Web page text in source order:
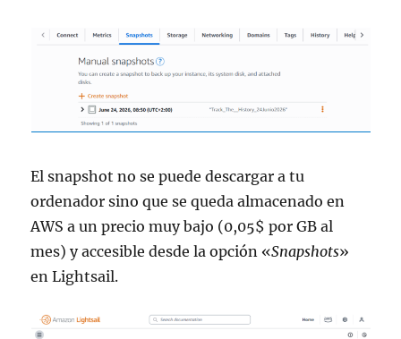
El snapshot no se puede descargar a tu
ordenador sino que se queda almacenado en
AWS a un precio muy bajo (0,05$ por GB al
mes) y accesible desde la opción «Snapshots»
en Lightsail.